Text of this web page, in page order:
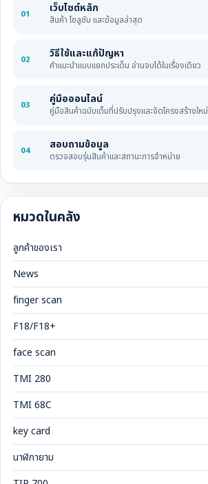
01 เว็บไซต์หลัก
สินค้า โซลูชัน และข้อมูลล่าสุด
02 วิธีใช้และแก้ปัญหา
คำแนะนำแบบแยกประเด็น อ่านจบได้ในเรื่องเดียว
03 คู่มือออนไลน์
คู่มือสินค้าฉบับเต็มที่ปรับปรุงและจัดโครงสร้างใหม่
04 สอบถามข้อมูล
ตรวจสอบรุ่นสินค้าและสถานะการจำหน่าย
หมวดในคลัง
ลูกค้าของเรา
News
finger scan
F18/F18+
face scan
TMI 280
TMI 68C
key card
นาฬิกายาม